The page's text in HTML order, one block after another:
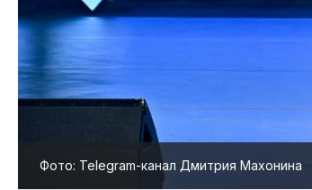
Фото: Telegram-канал Дмитрия Махонина